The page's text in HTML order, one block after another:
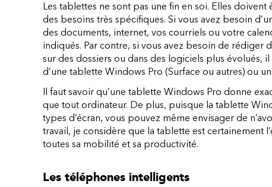
Les tablettes ne sont pas une fin en soi. Elles
des besoins très spécifiques. Si vous avez besoin
des documents, internet, vos courriels ou votre
indiqués. Par contre, si vous avez besoin de rédiger
sur des dossiers ou dans des logiciels plus évolués,
d’une tablette Windows Pro (Surface ou autres) ou
Il faut savoir qu’une tablette Windows Pro donne
que tout ordinateur. De plus, puisque la tablette
types d’écran, vous pouvez même envisager de
travail, je considère que la tablette est
toutes sa mobilité et sa productivité.
Les téléphones intelligents